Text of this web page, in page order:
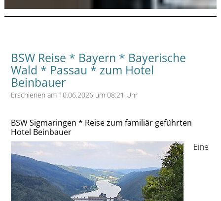
BSW Reise * Bayern * Bayerische
Wald * Passau * zum Hotel
Beinbauer
Erschienen am 10.06.2026 um 08:21 Uhr
BSW Sigmaringen * Reise zum familiär geführten
Hotel Beinbauer
Eine